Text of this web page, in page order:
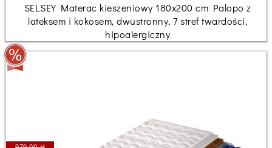
SELSEY Materac kieszeniowy 180x200 cm Palopo z
lateksem i kokosem, dwustronny, 7 stref twardości,
hipoalergiczny
979.00 zł